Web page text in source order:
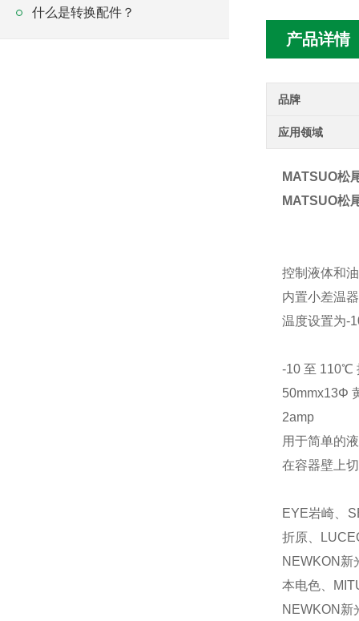
产品详情
品牌
应用领域
MATSUO松
MATSUO松
控制液体和
内置小差温
温度设置为-
-10 至 110℃
50mmx13Φ
2amp
用于简单的
在容器壁上
EYE岩崎、
折原、
NEWKON新
本电色、
NEWKON新
什么是转换配件？